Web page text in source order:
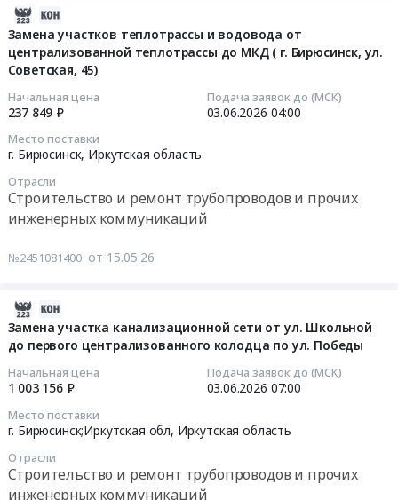
Социальные услуги
Замена участков теплотрассы и водовода от
централизованной теплотрассы до МКД ( г. Бирюсинск, ул.
Советская, 45)
Начальная цена
237 849 ₽
Подача заявок до (МСК)
03.06.2026 04:00
Место поставки
г. Бирюсинск, Иркутская область
Отрасли
Строительство и ремонт трубопроводов и прочих
инженерных коммуникаций
№2451081400 от 15.05.26
Замена участка канализационной сети от ул. Школьной
до первого централизованного колодца по ул. Победы
Начальная цена
1 003 156 ₽
Подача заявок до (МСК)
03.06.2026 07:00
Место поставки
г. Бирюсинск;Иркутская обл, Иркутская область
Отрасли
Строительство и ремонт трубопроводов и прочих
инженерных коммуникаций